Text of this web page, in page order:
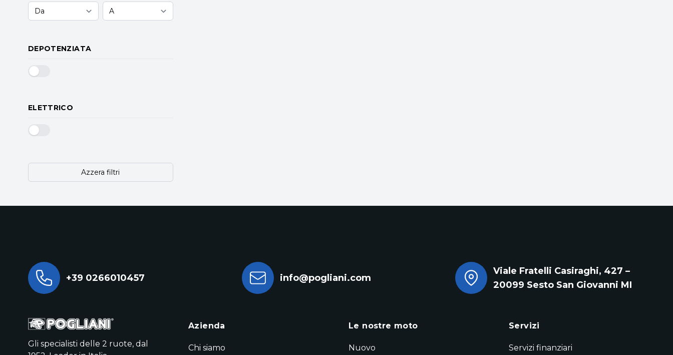
DEPOTENZIATA
ELETTRICO
Azzera filtri
+39 0266010457 info@pogliani.com
Viale Fratelli Casiraghi, 427 –
20099 Sesto San Giovanni MI
Gli specialisti delle 2 ruote, dal
Azienda
Chi siamo
Le nostre moto
Nuovo
Servizi
Servizi finanziari